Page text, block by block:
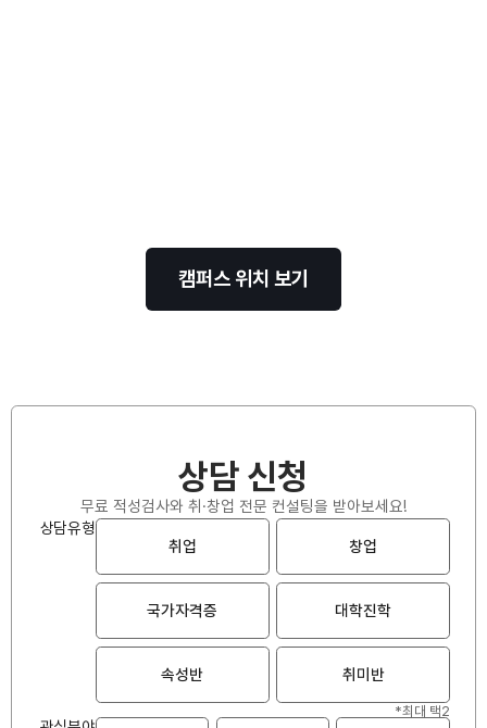
캠퍼스 위치 보기
상담 신청
무료 적성검사와 취·창업 전문 컨설팅을 받아보세요!
상담유형
취업
창업
국가자격증 대학진학
속성반 취미반
*최대 택2